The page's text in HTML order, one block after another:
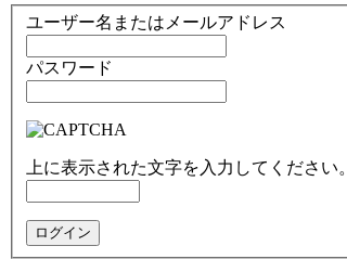
ユーザー名またはメールアドレス
パスワード
上に表示された文字を入力してください。